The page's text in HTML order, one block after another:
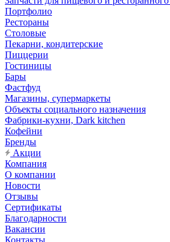
Портфолио
Рестораны
Столовые
Пекарни, кондитерские
Пиццерии
Гостиницы
Бары
Фастфуд
Магазины, супермаркеты
Объекты социального назначения
Фабрики-кухни, Dark kitchen
Кофейни
Бренды
Акции
Компания
О компании
Новости
Отзывы
Сертификаты
Благодарности
Вакансии
Контакты